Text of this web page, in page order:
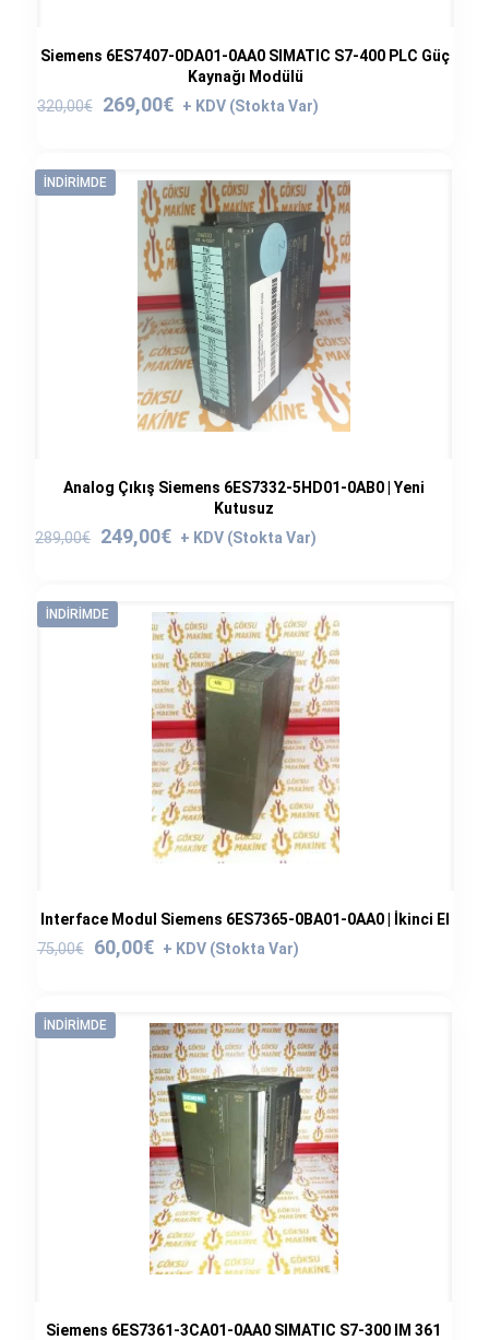
Siemens 6ES7407-0DA01-0AA0 SIMATIC S7-400 PLC Güç
Kaynağı Modülü
320,00€
Orijinal
269,00€
Şu
269,00€.
İNDIRIMDE
Analog Çıkış Siemens 6ES7332-5HD01-0AB0 | Yeni
Kutusuz
289,00€ Orijinal
249,00€
249,00€.
İNDIRIMDE
Interface Modul Siemens 6ES7365-0BA01-0AA0 | İkinci El
75,00€
Orijinal
60,00€
Şu
60,00€.
İNDIRIMDE
Siemens 6ES7361-3CA01-0AA0 SIMATIC S7-300 IM 361